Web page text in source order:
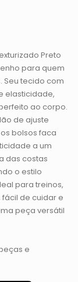
Preto
para quem
Seu tecido com
elasticidade,
ao corpo.
de ajuste
bolsos faca
a um
das costas
o estilo
para treinos,
de cuidar e
peça versátil
e